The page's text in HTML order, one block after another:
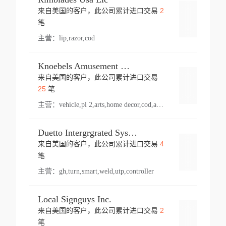
来自美国的客户，此公司累计进口交易 2
笔
主营： lip,razor,cod
Knoebels Amusement Resort
来自美国的客户，此公司累计进口交易
25笔
主营： vehicle,pl 2,arts,home decor,cod,amusement ride,sea
Duetto Intergrgrated Systems Inc.
来自美国的客户，此公司累计进口交易 4
笔
主营： gh,turn,smart,weld,utp,controller
Local Signguys Inc.
来自美国的客户，此公司累计进口交易 2
笔